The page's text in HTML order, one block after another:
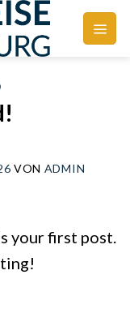
VON ADMIN
your first post.